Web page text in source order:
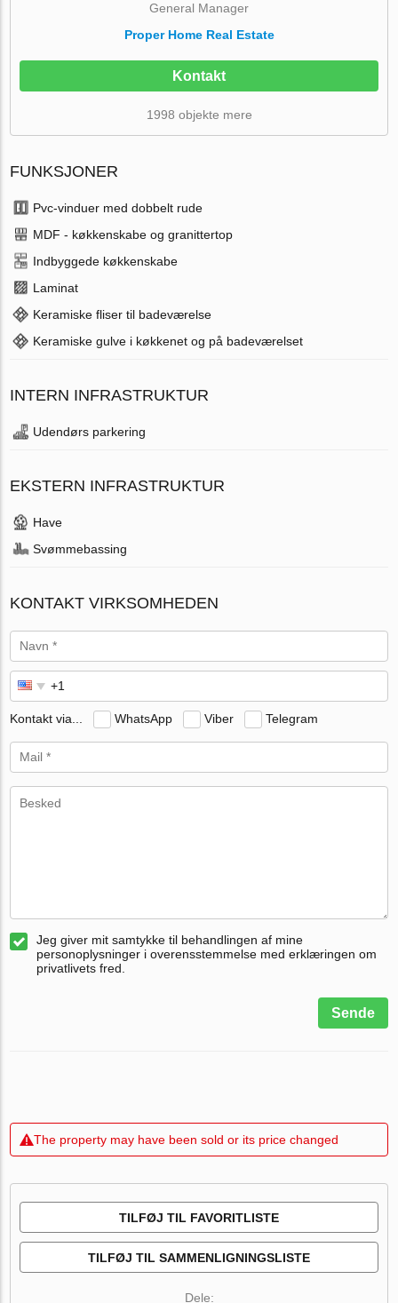
General Manager
Proper Home Real Estate
Kontakt
1998 objekte mere
FUNKSJONER
Pvc-vinduer med dobbelt rude
MDF - køkkenskabe og granittertop
Indbyggede køkkenskabe
Laminat
Keramiske fliser til badeværelse
Keramiske gulve i køkkenet og på badeværelset
INTERN INFRASTRUKTUR
Udendørs parkering
EKSTERN INFRASTRUKTUR
Have
Svømmebassing
KONTAKT VIRKSOMHEDEN
Kontakt via... WhatsApp Viber Telegram
Jeg giver mit samtykke til behandlingen af mine
personoplysninger i overensstemmelse med erklæringen om
privatlivets fred.
Sende
The property may have been sold or its price changed
TILFØJ TIL FAVORITLISTE
TILFØJ TIL SAMMENLIGNINGSLISTE
Dele: